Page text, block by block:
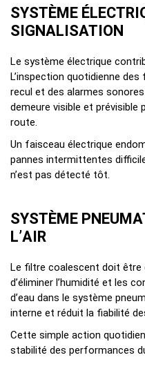
SYSTÈME
SIGNALISATION
Le système électrique
L’inspection quotidienne
recul et des alarmes
demeure visible et prévisible
route.
Un faisceau électrique
pannes intermittentes
n’est pas détecté tôt.
SYSTÈME
L’AIR
Le filtre coalescent doit être
d’éliminer l’humidité et les
d’eau dans le système
interne et réduit la fiabilité
Cette simple action
stabilité des performances